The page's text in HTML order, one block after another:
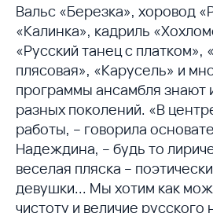
Вальс «Березка», хоровод
«Калинка», кадриль
«Русский танец с платком»,
плясовая», «Карусель» и
программы ансамбля знают
разных поколений. «В
работы, – говорила
Надеждина, – будь то
веселая пляска –
девушки... Мы хотим как
чистоту и величие русского